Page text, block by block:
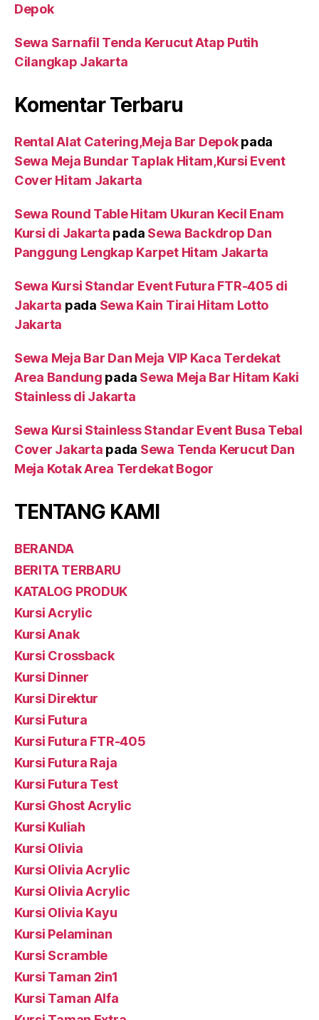
Depok
Sewa Sarnafil Tenda Kerucut Atap Putih
Cilangkap Jakarta
Komentar Terbaru
Rental Alat Catering,Meja Bar Depokpada
Sewa Meja Bundar Taplak Hitam,Kursi Event
Cover Hitam Jakarta
Sewa Round Table Hitam Ukuran Kecil Enam
Kursi di Jakarta pada Sewa Backdrop Dan
Panggung Lengkap Karpet Hitam Jakarta
Sewa Kursi Standar Event Futura FTR-405 di
Jakarta pada Sewa Kain Tirai Hitam Lotto
Jakarta
Sewa Meja Bar Dan Meja VIP Kaca Terdekat
Area Bandung pada Sewa Meja Bar Hitam Kaki
Stainless di Jakarta
Sewa Kursi Stainless Standar Event Busa Tebal
Cover Jakarta pada Sewa Tenda Kerucut Dan
Meja Kotak Area Terdekat Bogor
TENTANG KAMI
BERANDA
BERITA TERBARU
KATALOG PRODUK
Kursi Acrylic
Kursi Anak
Kursi Crossback
Kursi Dinner
Kursi Direktur
Kursi Futura
Kursi Futura FTR-405
Kursi Futura Raja
Kursi Futura Test
Kursi Ghost Acrylic
Kursi Kuliah
Kursi Olivia
Kursi Olivia Acrylic
Kursi Olivia Acrylic
Kursi Olivia Kayu
Kursi Pelaminan
Kursi Scramble
Kursi Taman 2in1
Kursi Taman Alfa